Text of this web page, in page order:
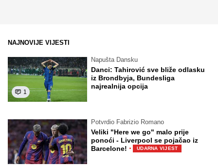
NAJNOVIJE VIJESTI
1
Napušta Dansku
Danci: Tahirović sve bliže odlasku
iz Brondbyja, Bundesliga
najrealnija opcija
Potvrdio Fabrizio Romano
Veliki "Here we go" malo prije
ponoći - Liverpool se pojačao iz
Barcelone! · UDARNA VIJEST